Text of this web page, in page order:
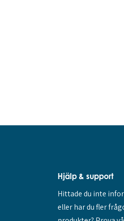
Hjälp & support
Hittade du inte
eller har du fler